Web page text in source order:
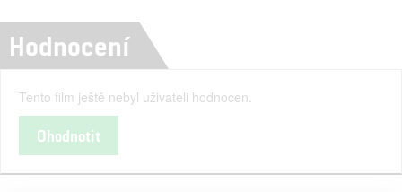
Hodnocení
Tento film ještě nebyl uživateli hodnocen.
Ohodnotit